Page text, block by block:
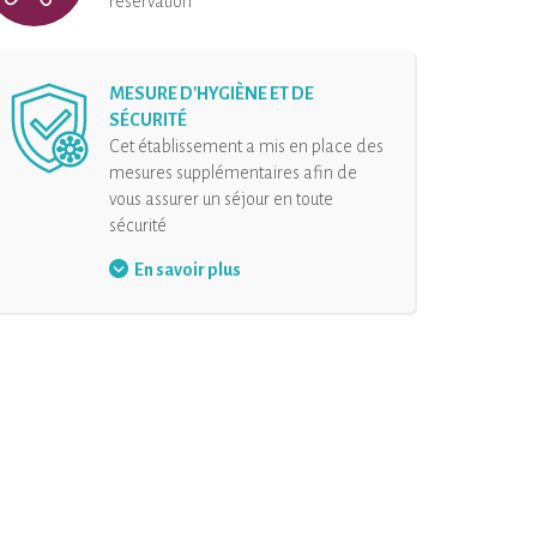
MESURE D'HYGIÈNE ET DE
SÉCURITÉ
Cet établissement a mis en place des
mesures supplémentaires afin de
vous assurer un séjour en toute
sécurité
Aménagement de l'accueil
En savoir plus